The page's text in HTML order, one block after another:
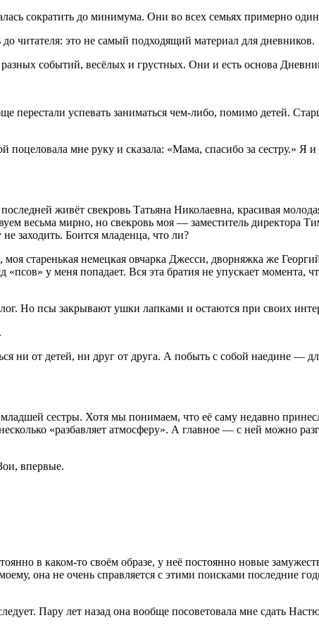
сократить до минимума. Они во всех семьях примерно
читателя: это не самый подходящий материал для дневников.
событий, весёлых и грустных. Они и есть основа
перестали успевать заниматься чем-либо, помимо детей.
мне руку и сказала: «Мама, спасибо за сестру.» Я
живёт свекровь Татьяна Николаевна, красивая
весьма мирно, но свекровь моя — заместитель директора
заходить. Боится младенца, что ли?
старенькая немецкая овчарка Джесси, дворняжка же
у меня попадает. Вся эта братия не упускает момента,
Но псы закрывают ушки лапками и остаются при своих
ни от детей, ни друг от друга. А побыть с собой наедине —
сестры. Хотя мы понимаем, что её саму недавно
«разбавляет атмосферу». А главное — с ней можно
впервые.
в каком-то своём образе, у неё постоянно новые
она не очень справляется с этими поисками последние
Пару лет назад она вообще посоветовала мне сдать